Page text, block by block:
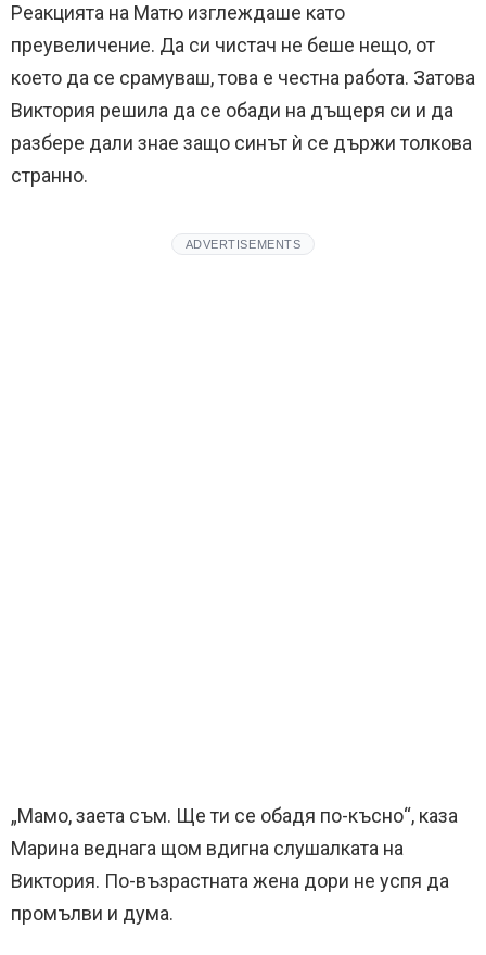
Реакцията на Матю изглеждаше като
преувеличение. Да си чистач не беше нещо, от
което да се срамуваш, това е честна работа. Затова
Виктория решила да се обади на дъщеря си и да
разбере дали знае защо синът ѝ се държи толкова
странно.
ADVERTISEMENTS
„Мамо, заета съм. Ще ти се обадя по-късно“, каза
Марина веднага щом вдигна слушалката на
Виктория. По-възрастната жена дори не успя да
промълви и дума.